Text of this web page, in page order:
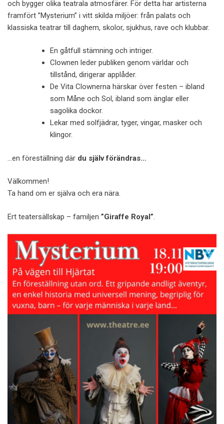
och bygger olika teatrala atmosfärer. För detta har artisterna
framfört ”Mysterium” i vitt skilda miljöer: från palats och
klassiska teatrar till daghem, skolor, sjukhus, rave och klubbar.
En gåtfull stämning och intriger.
Clownen leder publiken genom världar och
tillstånd, dirigerar applåder.
De Vita Clownerna härskar över festen – ibland
som Måne och Sol, ibland som änglar eller
sagolika dockor.
Lekar med solfjädrar, tyger, vingar, masker och
klingor.
…en föreställning där du själv förändras…
Välkommen!
Ta hand om er själva och era nära.
Ert teatersällskap – familjen ”Giraffe Royal”